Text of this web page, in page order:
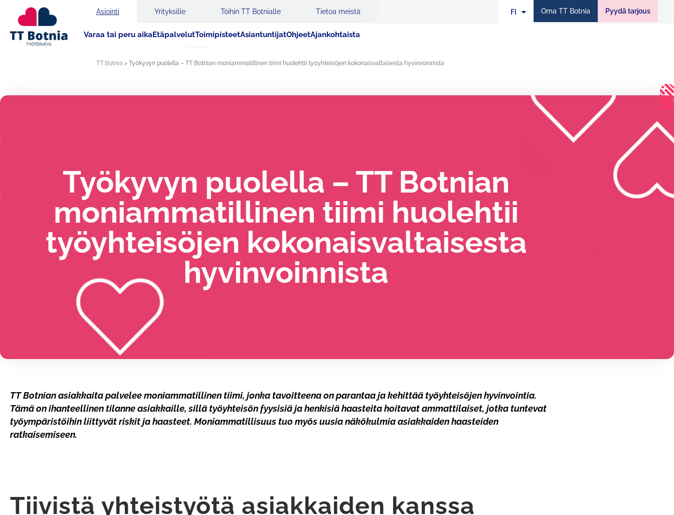
Asiointi Yrityksille Töihin TT Botnialle Tietoa meistä
Varaa tai peru aikaEtäpalvelutToimipisteetAsiantuntijatOhjeetAjankohtaista
FI
EN Oma TT Botnia Pyydä tarjous
Haku
TT Botnia > Työkyvyn puolella – TT Botnian moniammatillinen tiimi huolehtii työyhteisöjen kokonaisvaltaisesta hyvinvoinnista
Työkyvyn puolella – TT Botnian
moniammatillinen tiimi huolehtii
työyhteisöjen kokonaisvaltaisesta
hyvinvoinnista
TT Botnian asiakkaita palvelee moniammatillinen tiimi, jonka tavoitteena on parantaa ja kehittää työyhteisöjen hyvinvointia.
Tämä on ihanteellinen tilanne asiakkaille, sillä työyhteisön fyysisiä ja henkisiä haasteita hoitavat ammattilaiset, jotka tuntevat
työympäristöihin liittyvät riskit ja haasteet. Moniammatillisuus tuo myös uusia näkökulmia asiakkaiden haasteiden
ratkaisemiseen.
Tiivistä yhteistyötä asiakkaiden kanssa